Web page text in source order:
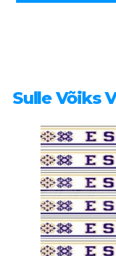
Sulle Võiks